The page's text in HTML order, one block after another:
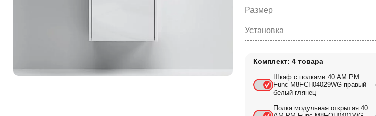
Размер
Установка
Комплект: 4 товара
Шкаф с полками 40 AM.PM
Func M8FCH04029WG правый
белый глянец
Полка модульная открытая 40